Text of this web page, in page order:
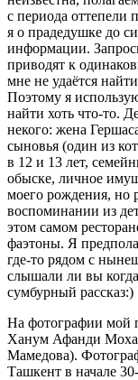
с периода оттепели
я о прадедушке до
информации.
приводят к
мне не удаётся
Поэтому я
найти хоть что-то.
некого: жена
сыновья (один из
в 12 и 13 лет,
обыске, личное
моего рождения, но
воспоминании из
этом самом
фаэтоны. Я
где-то рядом с
слышали ли вы
сумбурный рассказ:)
На фотографии мой
Ханум Афанди
Мамедова).
Ташкент в начале